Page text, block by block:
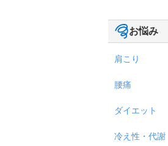
お悩み
肩こり
腰痛
ダイエット
冷え性・代謝